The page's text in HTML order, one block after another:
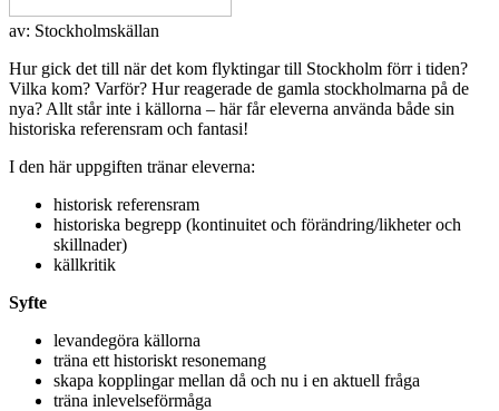
av: Stockholmskällan
Hur gick det till när det kom flyktingar till Stockholm förr i tiden?
Vilka kom? Varför? Hur reagerade de gamla stockholmarna på de
nya? Allt står inte i källorna – här får eleverna använda både sin
historiska referensram och fantasi!
I den här uppgiften tränar eleverna:
historisk referensram
historiska begrepp (kontinuitet och förändring/likheter och
skillnader)
källkritik
Syfte
levandegöra källorna
träna ett historiskt resonemang
skapa kopplingar mellan då och nu i en aktuell fråga
träna inlevelseförmåga